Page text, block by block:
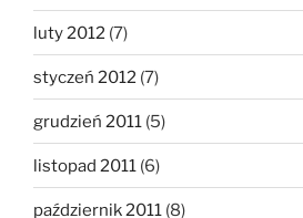
luty 2012 (7)
styczeń 2012 (7)
grudzień 2011 (5)
listopad 2011 (6)
październik 2011 (8)